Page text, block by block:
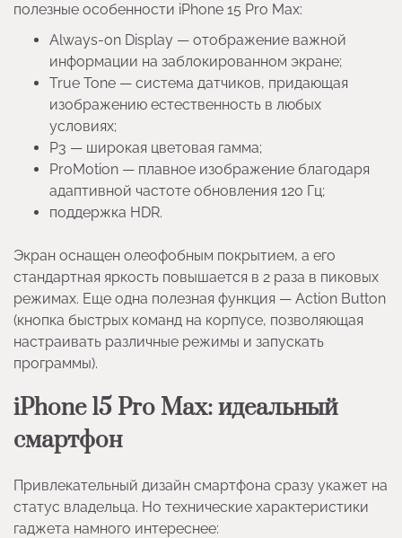
полезные особенности iPhone 15 Pro Max:
Always-on Display — отображение важной
информации на заблокированном экране;
True Tone — система датчиков, придающая
изображению естественность в любых
условиях;
P3 — широкая цветовая гамма;
ProMotion — плавное изображение благодаря
адаптивной частоте обновления 120 Гц;
поддержка HDR.
Экран оснащен олеофобным покрытием, а его
стандартная яркость повышается в 2 раза в пиковых
режимах. Еще одна полезная функция — Action Button
(кнопка быстрых команд на корпусе, позволяющая
настраивать различные режимы и запускать
программы).
iPhone 15 Pro Max: идеальный
смартфон
Привлекательный дизайн смартфона сразу укажет на
статус владельца. Но технические характеристики
гаджета намного интереснее: